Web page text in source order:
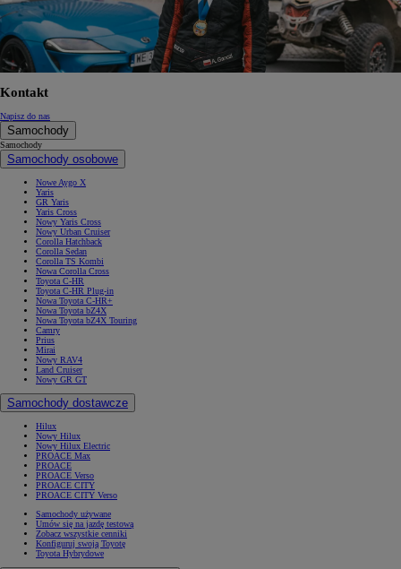
Kontakt
Napisz do nas
Samochody
Samochody
Samochody osobowe
Nowe Aygo X
Yaris
GR Yaris
Yaris Cross
Nowy Yaris Cross
Nowy Urban Cruiser
Corolla Hatchback
Corolla Sedan
Corolla TS Kombi
Nowa Corolla Cross
Toyota C-HR
Toyota C-HR Plug-in
Nowa Toyota C-HR+
Nowa Toyota bZ4X
Nowa Toyota bZ4X Touring
Camry
Prius
Mirai
Nowy RAV4
Land Cruiser
Nowy GR GT
Samochody dostawcze
Hilux
Nowy Hilux
Nowy Hilux Electric
PROACE Max
PROACE
PROACE Verso
PROACE CITY
PROACE CITY Verso
Samochody używane
Umów się na jazdę testową
Zobacz wszystkie cenniki
Konfiguruj swoją Toyotę
Toyota Hybrydowe